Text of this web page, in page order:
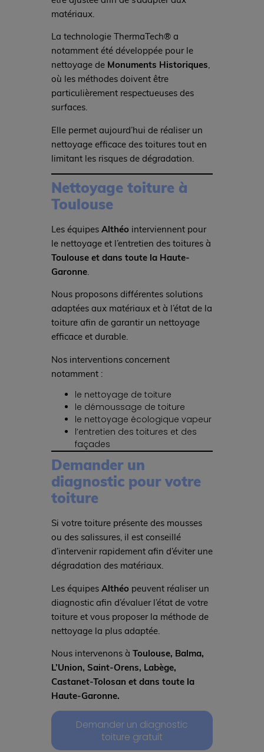
matériaux.
La technologie ThermaTech® a
notamment été développée pour le
nettoyage de Monuments Historiques,
où les méthodes doivent être
particulièrement respectueuses des
surfaces.
Elle permet aujourd’hui de réaliser un
nettoyage efficace des toitures tout en
limitant les risques de dégradation.
Nettoyage toiture à
Toulouse
Les équipes Althéointerviennent pour
le nettoyage et l’entretien des toitures à
Toulouse et dans toute la Haute-
Garonne.
Nous proposons différentes solutions
adaptées aux matériaux et à l’état de la
toiture afin de garantir un nettoyage
efficace et durable.
Nos interventions concernent
notamment :
le nettoyage de toiture
le démoussage de toiture
le nettoyage écologique vapeur
l’entretien des toitures et des
façades
Demander un
diagnostic pour votre
toiture
Si votre toiture présente des mousses
ou des salissures, il est conseillé
d’intervenir rapidement afin d’éviter une
dégradation des matériaux.
Les équipes Althéopeuvent réaliser un
diagnostic afin d’évaluer l’état de votre
toiture et vous proposer la méthode de
nettoyage la plus adaptée.
Nous intervenons à Toulouse, Balma,
L’Union, Saint-Orens, Labège,
Castanet-Tolosan et dans toute la
Haute-Garonne.
Demander un diagnostic
toiture gratuit